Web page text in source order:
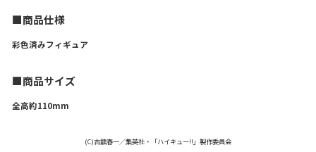
■商品仕様
彩色済みフィギュア
■商品サイズ
全高約110mm
(C)古舘春一／集英社・「ハイキュー!!」製作委員会